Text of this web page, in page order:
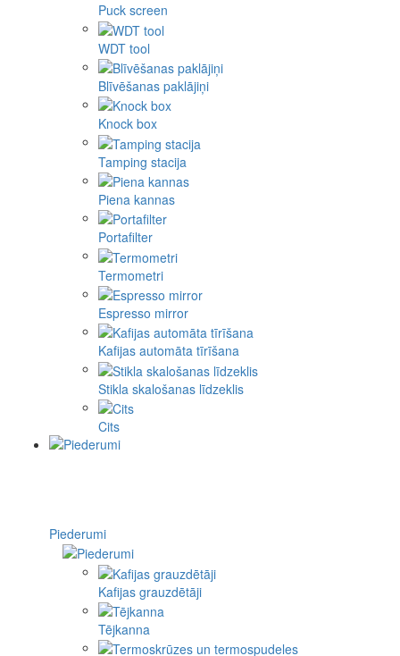
Puck screen
WDT tool
Blīvēšanas paklājiņi
Knock box
Tamping stacija
Piena kannas
Portafilter
Termometri
Espresso mirror
Kafijas automāta tīrīšana
Stikla skalošanas līdzeklis
Cits
Piederumi
Kafijas grauzdētāji
Tējkanna